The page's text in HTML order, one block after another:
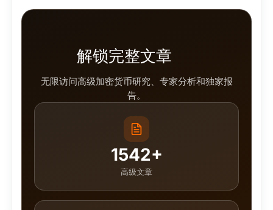
解锁完整文章
无限访问高级加密货币研究、专家分析和独家报
告。
1542+
高级文章